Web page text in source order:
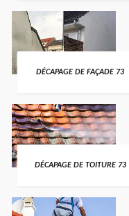
DÉCAPAGE DE FAÇADE 73
DÉCAPAGE DE TOITURE 73